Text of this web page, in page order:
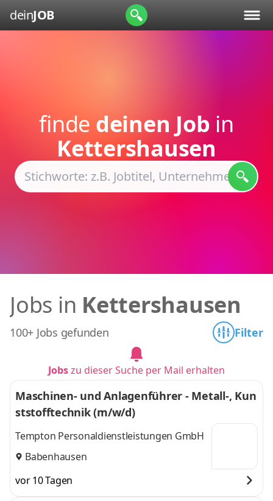
deinJOB
finde deinen Job in
Kettershausen
Jobs in Kettershausen
100+ Jobs gefunden Filter
Jobszu dieser Suche per Mail erhalten
Maschinen- und Anlagenführer - Metall-, Kun
ststofftechnik (m/w/d)
Tempton Personaldienstleistungen GmbH
Babenhausen
vor 10 Tagen